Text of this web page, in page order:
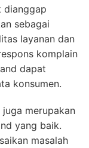
dianggap
sebagai
layanan dan
komplain
dapat
konsumen.
merupakan
yang baik.
masalah